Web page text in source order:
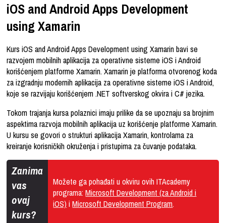
iOS and Android Apps Development
using Xamarin
Kurs iOS and Android Apps Development using Xamarin bavi se
razvojem mobilnih aplikacija za operativne sisteme iOS i Android
korišćenjem platforme Xamarin. Xamarin je platforma otvorenog koda
za izgradnju modernih aplikacija za operativne sisteme iOS i Android,
koje se razvijaju korišćenjem .NET softverskog okvira i C# jezika.
Tokom trajanja kursa polaznici imaju prilike da se upoznaju sa brojnim
aspektima razvoja mobilnih aplikacija uz korišćenje platforme Xamarin.
U kursu se govori o strukturi aplikacija Xamarin, kontrolama za
kreiranje korisničkih okruženja i pristupima za čuvanje podataka.
Zanima
vas
ovaj
kurs?
Možete ga pohađati u okviru ovih ITAcademy
programa:Microsoft Development (za Android i
iOS) iMicrosoft Development Program.